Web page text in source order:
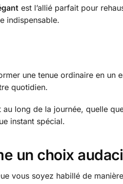
est l’allié parfait pour
indispensable.
une tenue ordinaire en un
quotidien.
long de la journée, quelle
instant spécial.
un choix
vous soyez habillé de manière